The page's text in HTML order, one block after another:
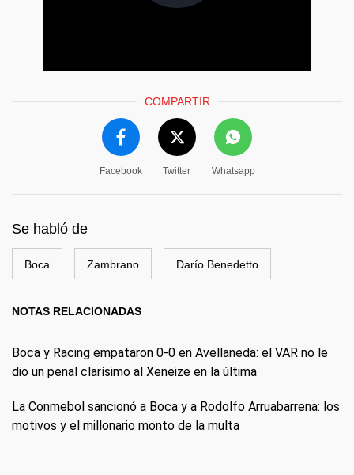
COMPARTIR
Facebook Twitter Whatsapp
Se habló de
Boca Zambrano Darío Benedetto
NOTAS RELACIONADAS
Boca y Racing empataron 0-0 en Avellaneda: el VAR no le
dio un penal clarísimo al Xeneize en la última
La Conmebol sancionó a Boca y a Rodolfo Arruabarrena: los
motivos y el millonario monto de la multa